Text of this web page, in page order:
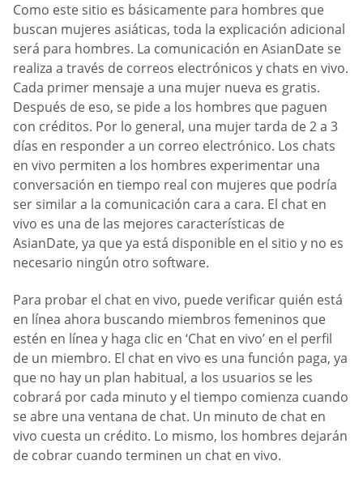
Como este sitio es básicamente para hombres que
buscan mujeres asiáticas, toda la explicación adicional
será para hombres. La comunicación en AsianDate se
realiza a través de correos electrónicos y chats en vivo.
Cada primer mensaje a una mujer nueva es gratis.
Después de eso, se pide a los hombres que paguen
con créditos. Por lo general, una mujer tarda de 2 a 3
días en responder a un correo electrónico. Los chats
en vivo permiten a los hombres experimentar una
conversación en tiempo real con mujeres que podría
ser similar a la comunicación cara a cara. El chat en
vivo es una de las mejores características de
AsianDate, ya que ya está disponible en el sitio y no es
necesario ningún otro software.
Para probar el chat en vivo, puede verificar quién está
en línea ahora buscando miembros femeninos que
estén en línea y haga clic en ‘Chat en vivo’ en el perfil
de un miembro. El chat en vivo es una función paga, ya
que no hay un plan habitual, a los usuarios se les
cobrará por cada minuto y el tiempo comienza cuando
se abre una ventana de chat. Un minuto de chat en
vivo cuesta un crédito. Lo mismo, los hombres dejarán
de cobrar cuando terminen un chat en vivo.